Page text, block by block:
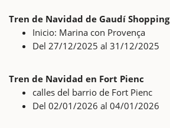
Tren de Navidad de Gaudí Shopping
Inicio: Marina con Provença
Del 27/12/2025 al 31/12/2025
Tren de Navidad en Fort Pienc
calles del barrio de Fort Pienc
Del 02/01/2026 al 04/01/2026